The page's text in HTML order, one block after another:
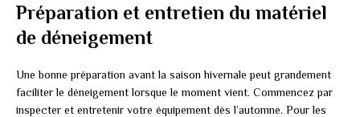
Préparation et entretien du matériel
de déneigement
Une bonne préparation avant la saison hivernale peut grandement
faciliter le déneigement lorsque le moment vient. Commencez par
inspecter et entretenir votre équipement dès l’automne. Pour les